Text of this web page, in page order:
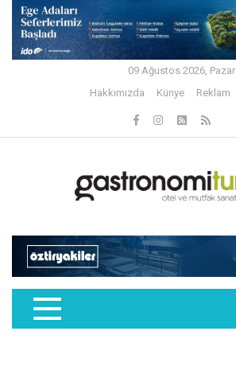
09 Ağustos 2026, Pazar
Hakkımızda
Künye Reklam